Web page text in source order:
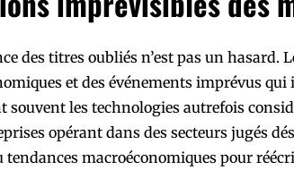
des titres oubliés n’est pas un hasard.
et des événements imprévus
souvent les technologies autrefois
opérant dans des secteurs jugés
macroéconomiques pour